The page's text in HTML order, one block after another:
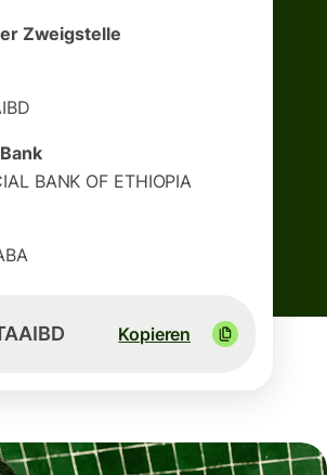
Zweigstelle
BANK OF ETHIOPIA
Kopieren